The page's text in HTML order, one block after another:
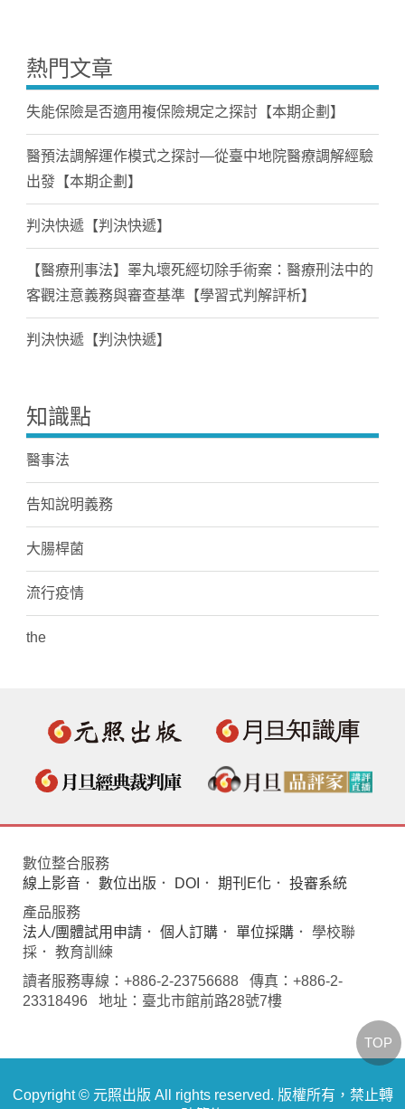
熱門文章
失能保險是否適用複保險規定之探討【本期企劃】
醫預法調解運作模式之探討—從臺中地院醫療調解經驗
出發【本期企劃】
判決快遞【判決快遞】
【醫療刑事法】睪丸壞死經切除手術案：醫療刑法中的
客觀注意義務與審查基準【學習式判解評析】
判決快遞【判決快遞】
知識點
醫事法
告知說明義務
大腸桿菌
流行疫情
the
數位整合服務
線上影音 ． 數位出版 ． DOI ． 期刊E化 ． 投審系統
產品服務
法人/團體試用申請 ． 個人訂購 ． 單位採購 ． 學校聯
採． 教育訓練
讀者服務專線：+886-2-23756688 傳真：+886-2-
23318496 地址：臺北市館前路28號7樓
Copyright © 元照出版 All rights reserved. 版權所有，禁止轉
TOP